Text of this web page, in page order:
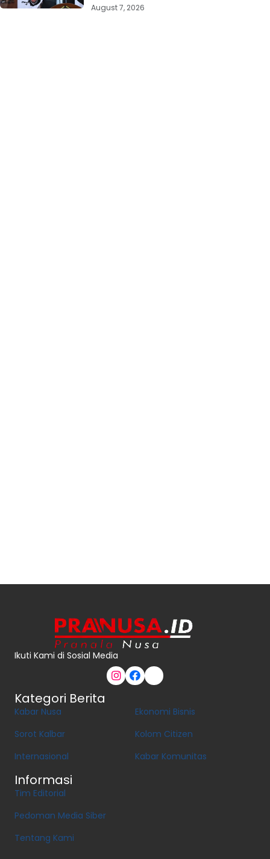
August 7, 2026
Ikuti Kami di Sosial Media
Kategori Berita
Kabar Nusa
Sorot Kalbar
Internasional
Ekonomi Bisnis
Kolom Citizen
Kabar Komunitas
Informasi
Tim Editorial
Pedoman Media Siber
Tentang Kami